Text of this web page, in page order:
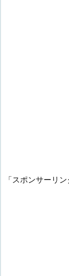
「スポンサーリン